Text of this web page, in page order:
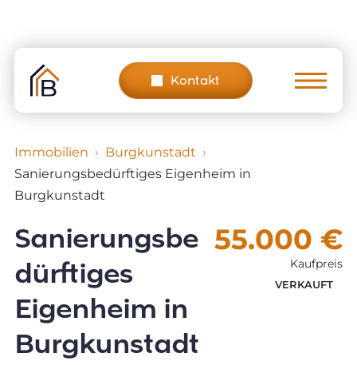
content
Kontakt
Immobilien
Burgkunstadt
Sanierungsbedürftiges Eigenheim in
Burgkunstadt
Sanierungsbe
dürftiges
Eigenheim in
Burgkunstadt
55.000 €
Kaufpreis
VERKAUFT